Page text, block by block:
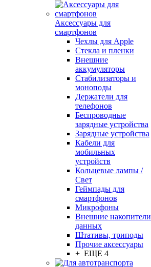
Аксессуары для
смартфонов
Чехлы для Apple
Стекла и пленки
Внешние
аккумуляторы
Стабилизаторы и
моноподы
Держатели для
телефонов
Беспроводные
зарядные устройства
Зарядные устройства
Кабели для
мобильных
устройств
Кольцевые лампы /
Свет
Геймпады для
смартфонов
Микрофоны
Внешние накопители
данных
Штативы, триподы
Прочие аксессуары
+ ЕЩЕ 4